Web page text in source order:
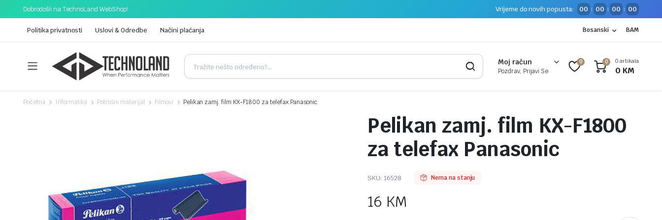
Dobrodošli na TechnoLand WebShop! Vrijeme do novih popusta: 00 : 00 : 00 : 00
Politika privatnosti Uslovi & Odredbe Načini plaćanja Bosanski BAM
Moj račun
Pozdrav, Prijavi Se
0 0 0 artikala
0 KM
Početna Informatika Potrošni materijal Filmovi Pelikan zamj. film KX-F1800 za telefax Panasonic
Pelikan zamj. film KX-F1800
za telefax Panasonic
SKU: 16528 Nema na stanju
16 KM